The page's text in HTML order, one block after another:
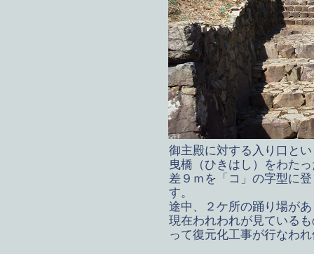
御主殿に対する入り口と
曳橋（ひきはし）をわた
差９ｍを「コ」の字型に
す。
途中、２ケ所の踊り場が
現在われわれが見ている
って復元化工事が行なわ